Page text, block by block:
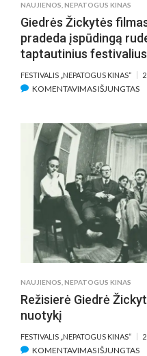
NAUJIENOS,NEPATOGUS KINAS
Giedrės Žickytės
pradeda įspūdingą
taptautinius festivalius
FESTIVALIS „NEPATOGUS KINAS“
KOMENTAVIMAS IŠJUNGTAS
IR
PO
NAUJIENOS NEPATOGUS KINAS
Režisierė Giedrė
nuotykį
FESTIVALIS „NEPATOGUS KINAS“
KOMENTAVIMAS IŠJUNGTAS